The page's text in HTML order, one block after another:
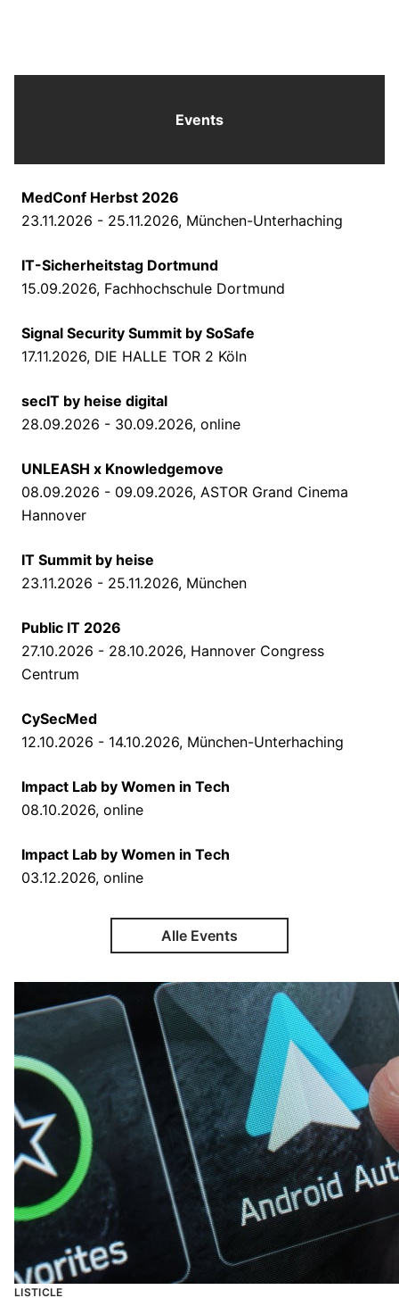
Events
MedConf Herbst 2026
23.11.2026 - 25.11.2026, München-Unterhaching
IT-Sicherheitstag Dortmund
15.09.2026, Fachhochschule Dortmund
Signal Security Summit by SoSafe
17.11.2026, DIE HALLE TOR 2 Köln
secIT by heise digital
28.09.2026 - 30.09.2026, online
UNLEASH x Knowledgemove
08.09.2026 - 09.09.2026, ASTOR Grand Cinema
Hannover
IT Summit by heise
23.11.2026 - 25.11.2026, München
Public IT 2026
27.10.2026 - 28.10.2026, Hannover Congress
Centrum
CySecMed
12.10.2026 - 14.10.2026, München-Unterhaching
Impact Lab by Women in Tech
08.10.2026, online
Impact Lab by Women in Tech
03.12.2026, online
Alle Events
LISTICLE